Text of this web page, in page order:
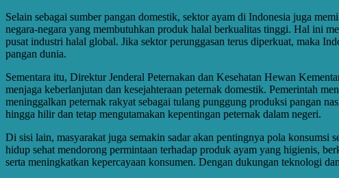
Selain sebagai sumber pangan domestik, sektor ayam di Indonesia juga
negara-negara yang membutuhkan produk halal berkualitas tinggi. Hal ini
pusat industri halal global. Jika sektor perunggasan terus diperkuat, maka
pangan dunia.
Sementara itu, Direktur Jenderal Peternakan dan Kesehatan Hewan
menjaga keberlanjutan dan kesejahteraan peternak domestik. Pemerintah
meninggalkan peternak rakyat sebagai tulang punggung produksi pangan
hingga hilir dan tetap mengutamakan kepentingan peternak dalam negeri.
Di sisi lain, masyarakat juga semakin sadar akan pentingnya pola
hidup sehat mendorong permintaan terhadap produk ayam yang higienis,
serta meningkatkan kepercayaan konsumen. Dengan dukungan teknologi